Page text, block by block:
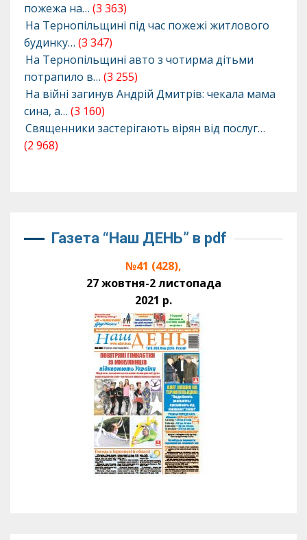
пожежа на… (3 363)
На Тернопільщині під час пожежі житлового
будинку… (3 347)
На Тернопільщині авто з чотирма дітьми
потрапило в… (3 255)
На війні загинув Андрій Дмитрів: чекала мама
сина, а… (3 160)
Священники застерігають вірян від послуг…
(2 968)
Газета “Наш ДЕНЬ” в pdf
№41 (428),
27 жовтня-2 листопада
2021 р.